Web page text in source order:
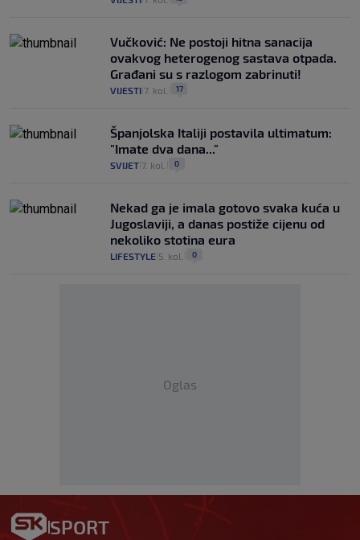
Vučković: Ne postoji hitna sanacija
ovakvog heterogenog sastava otpada.
Građani su s razlogom zabrinuti!
VIJESTI 7. kol. 17
Španjolska Italiji postavila ultimatum:
"Imate dva dana..."
SVIJET 7. kol. 0
Nekad ga je imala gotovo svaka kuća u
Jugoslaviji, a danas postiže cijenu od
nekoliko stotina eura
LIFESTYLE 5. kol. 0
Oglas
SPORT